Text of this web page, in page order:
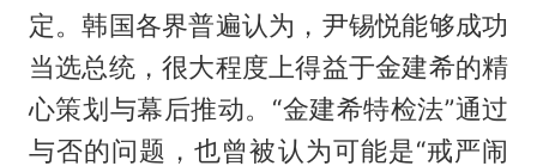
定。韩国各界普遍认为，尹锡悦能够成功
当选总统，很大程度上得益于金建希的精
心策划与幕后推动。“金建希特检法”通过
与否的问题，也曾被认为可能是“戒严闹